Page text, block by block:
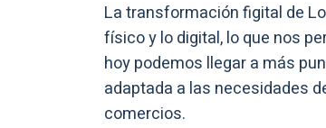
La transformación figital de
físico y lo digital, lo que nos
hoy podemos llegar a más
adaptada a las necesidades
comercios.